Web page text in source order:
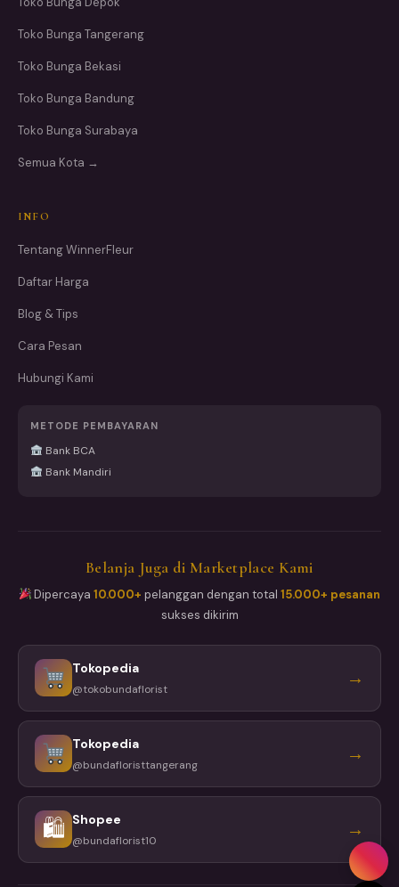
Toko Bunga Tangerang
Toko Bunga Bekasi
Toko Bunga Bandung
Toko Bunga Surabaya
Semua Kota →
INFO
Tentang WinnerFleur
Daftar Harga
Blog & Tips
Cara Pesan
Hubungi Kami
METODE PEMBAYARAN
Bank BCA
Bank Mandiri
Belanja Juga di Marketplace Kami
Dipercaya10.000+ pelanggan dengan total15.000+ pesanan
sukses dikirim
Tokopedia
@tokobundaflorist →
Tokopedia
@bundafloristtangerang →
🛍 Shopee
@bundaflorist10 →